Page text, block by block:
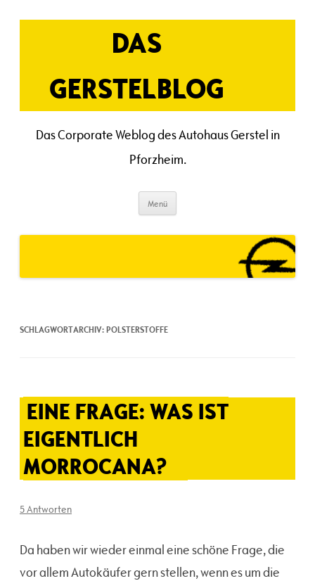
Inhalt
DAS
GERSTELBLOG
Das Corporate Weblog des Autohaus Gerstel in
Pforzheim.
Menü
SCHLAGWORTARCHIV:POLSTERSTOFFE
EINE FRAGE: WAS IST
EIGENTLICH
MORROCANA?
5 Antworten
Da haben wir wieder einmal eine schöne Frage, die
vor allem Autokäufer gern stellen, wenn es um die